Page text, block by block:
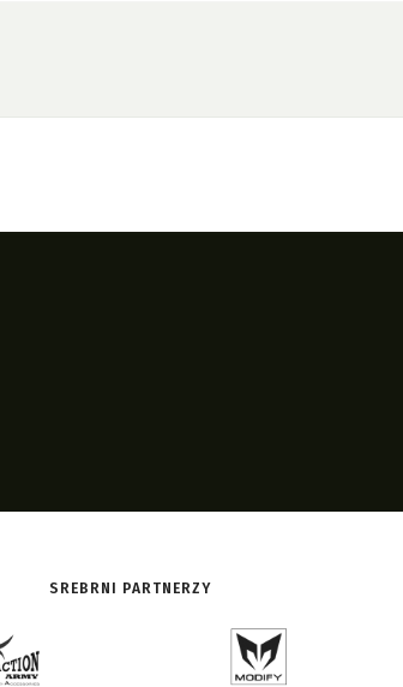
SREBRNI PARTNERZY